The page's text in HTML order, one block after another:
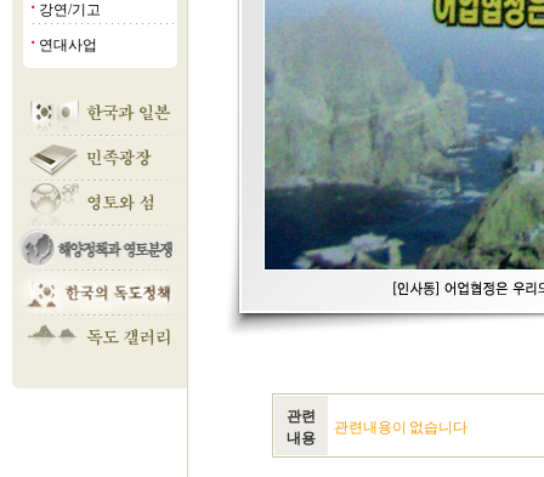
■ 강연/기고
■ 연대사업
관련
내용
관련내용이 없습니다